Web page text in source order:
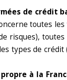
de crédit
toutes
risques),
types de
à la